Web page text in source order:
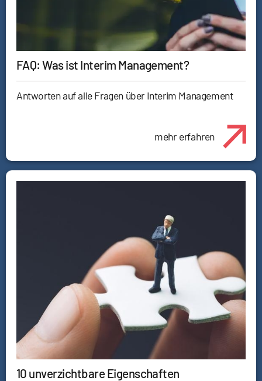
FAQ: Was ist Interim Management?
Antworten auf alle Fragen über Interim Management
mehr erfahren
10 unverzichtbare Eigenschaften